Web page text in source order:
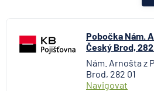
BNP Paribas Cardif Pojišťovna
Česká exportní banka
Česká národní banka
Česká podnikatelská
Česká spořitelna
Pobočka Nám.
Český Brod, 282
Nám. Arnošta z
Brod, 282 01
Navigovat